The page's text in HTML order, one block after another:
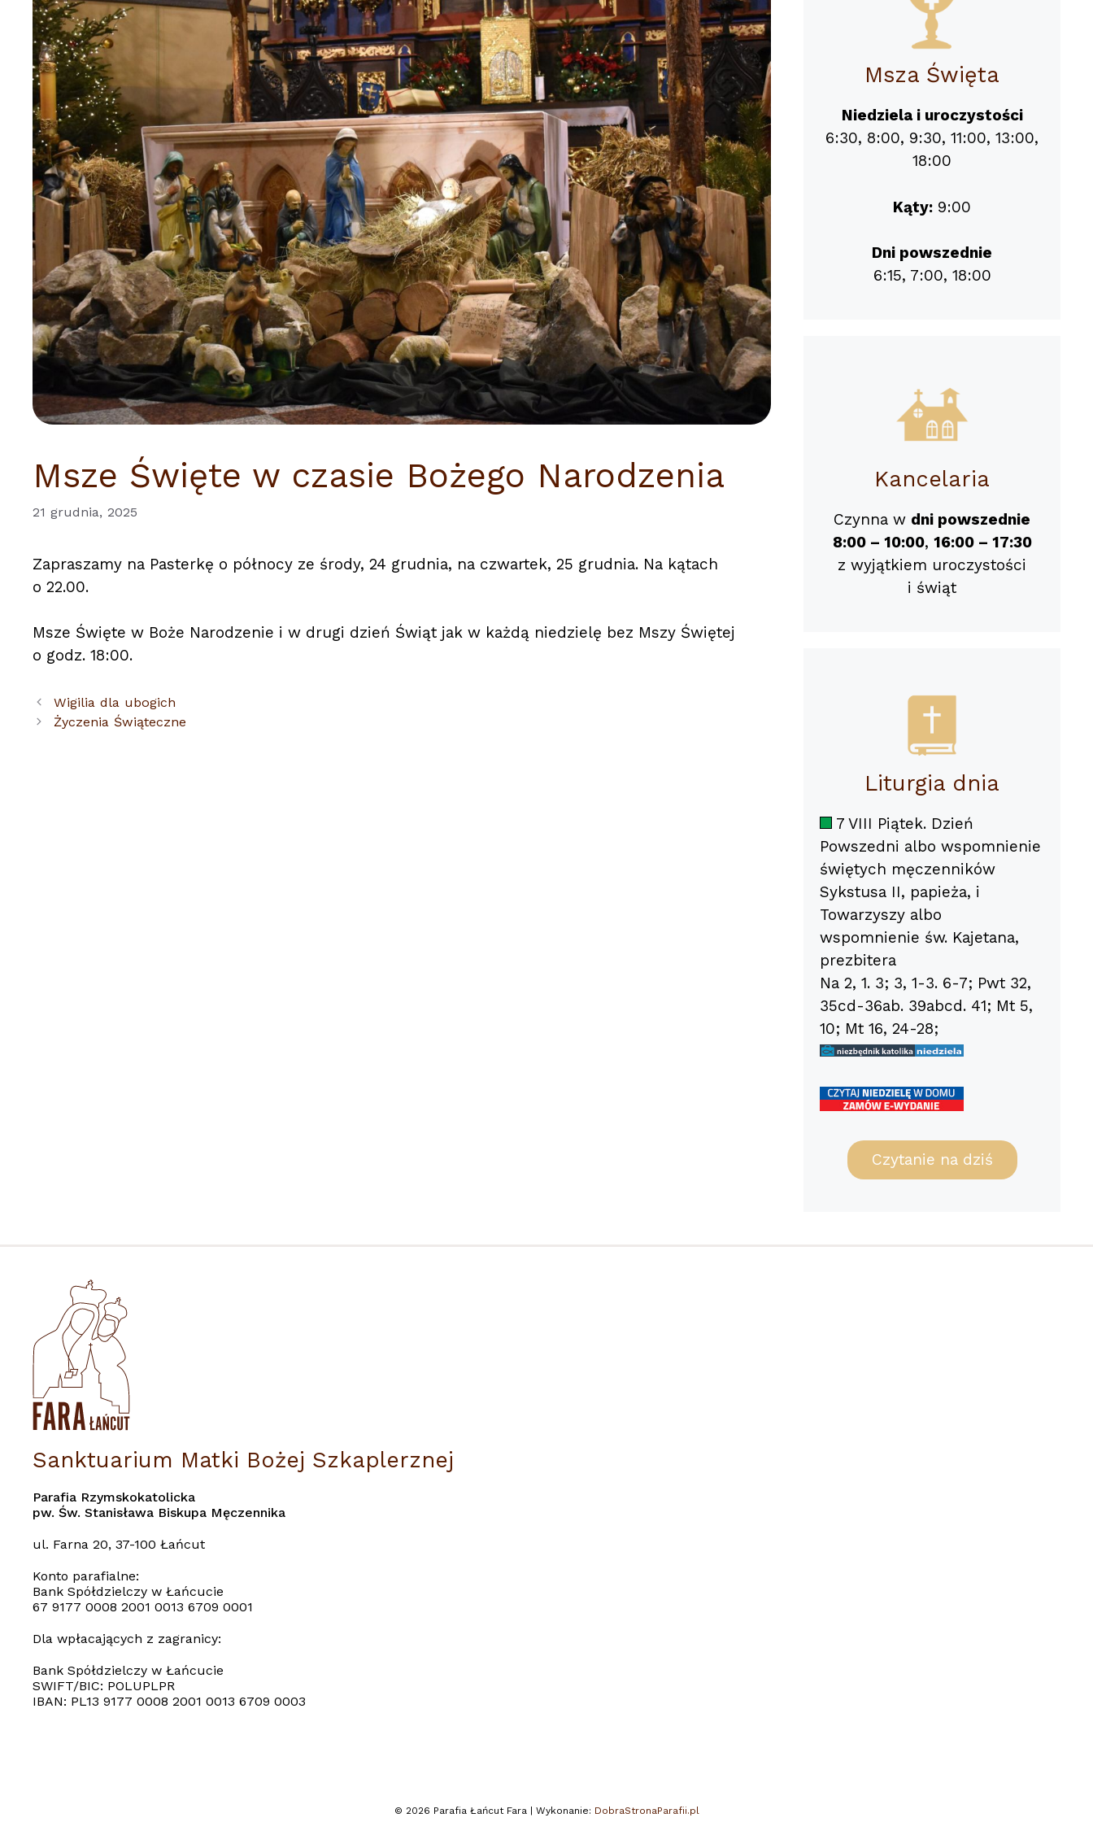
Msze Święte w czasie Bożego Narodzenia
21 grudnia, 2025
Zapraszamy na Pasterkę o północy ze środy, 24 grudnia, na czwartek, 25 grudnia. Na kątach
o 22.00.
Msze Święte w Boże Narodzenie i w drugi dzień Świąt jak w każdą niedzielę bez Mszy Świętej
o godz. 18:00.
Wigilia dla ubogich
Życzenia Świąteczne
Msza Święta
Niedziela i uroczystości
6:30, 8:00, 9:30, 11:00, 13:00,
18:00
Kąty: 9:00
Dni powszednie
6:15, 7:00, 18:00
Kancelaria
Czynna w dni powszednie
8:00 – 10:00, 16:00 – 17:30
z wyjątkiem uroczystości
i świąt
Liturgia dnia
7 VIII Piątek. Dzień
Powszedni albo wspomnienie
świętych męczenników
Sykstusa II, papieża, i
Towarzyszy albo
wspomnienie św. Kajetana,
prezbitera
Na 2, 1. 3; 3, 1-3. 6-7; Pwt 32,
35cd-36ab. 39abcd. 41; Mt 5,
10; Mt 16, 24-28;
Czytanie na dziś
Sanktuarium Matki Bożej Szkaplerznej
Parafia Rzymskokatolicka
pw. Św. Stanisława Biskupa Męczennika
ul. Farna 20, 37-100 Łańcut
Konto parafialne:
Bank Spółdzielczy w Łańcucie
67 9177 0008 2001 0013 6709 0001
Dla wpłacających z zagranicy:
Bank Spółdzielczy w Łańcucie
SWIFT/BIC: POLUPLPR
IBAN: PL13 9177 0008 2001 0013 6709 0003
© 2026 Parafia Łańcut Fara | Wykonanie: DobraStronaParafii.pl